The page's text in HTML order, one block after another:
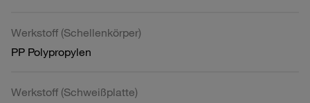
Werkstoff (Schellenkörper)
PP Polypropylen
Werkstoff (Schweißplatte)